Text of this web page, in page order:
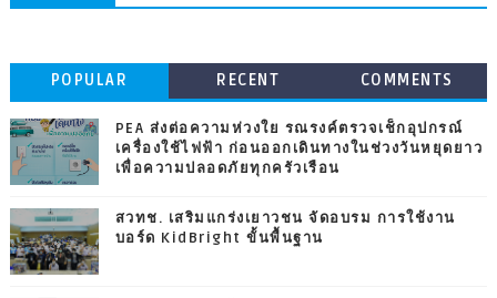
POPULAR RECENT COMMENTS
PEA ส่งต่อความห่วงใย รณรงค์ตรวจเช็กอุปกรณ์
เครื่องใช้ไฟฟ้า ก่อนออกเดินทางในช่วงวันหยุดยาว
เพื่อความปลอดภัยทุกครัวเรือน
สวทช. เสริมแกร่งเยาวชน จัดอบรม การใช้งาน
บอร์ด KidBright ขั้นพื้นฐาน